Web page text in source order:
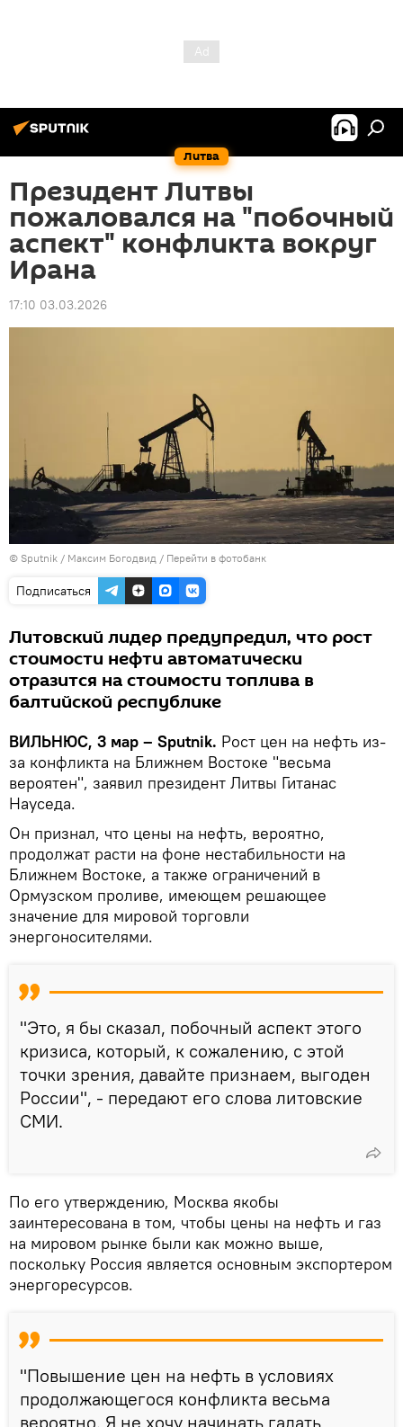
Литва
Президент Литвы
пожаловался на "побочный
аспект" конфликта вокруг
Ирана
17:10 03.03.2026
© Sputnik / Максим Богодвид / Перейти в фотобанк
Подписаться
Литовский лидер предупредил, что рост
стоимости нефти автоматически
отразится на стоимости топлива в
балтийской республике
ВИЛЬНЮС, 3 мар – Sputnik. Рост цен на нефть из-
за конфликта на Ближнем Востоке "весьма
вероятен", заявил президент Литвы Гитанас
Науседа.
Он признал, что цены на нефть, вероятно,
продолжат расти на фоне нестабильности на
Ближнем Востоке, а также ограничений в
Ормузском проливе, имеющем решающее
значение для мировой торговли
энергоносителями.
"Это, я бы сказал, побочный аспект этого
кризиса, который, к сожалению, с этой
точки зрения, давайте признаем, выгоден
России", - передают его слова литовские
СМИ.
По его утверждению, Москва якобы
заинтересована в том, чтобы цены на нефть и газ
на мировом рынке были как можно выше,
поскольку Россия является основным экспортером
энергоресурсов.
"Повышение цен на нефть в условиях
продолжающегося конфликта весьма
вероятно. Я не хочу начинать гадать,